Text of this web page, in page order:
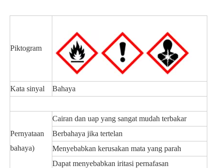
Piktogram
Kata sinyal Bahaya
Pernyataan
bahaya)
Cairan dan uap yang sangat mudah terbakar
Berbahaya jika tertelan
Menyebabkan kerusakan mata yang parah
Dapat menyebabkan iritasi pernafasan